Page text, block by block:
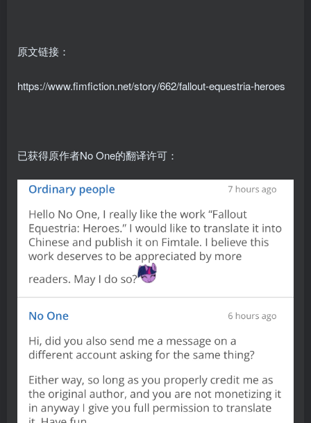
原文链接：
https://www.fimfiction.net/story/662/fallout-equestria-heroes
已获得原作者No One的翻译许可：